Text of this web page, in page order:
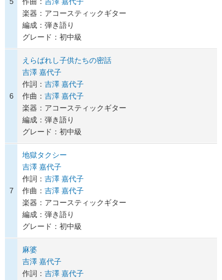
楽器：アコースティックギター
編成：弾き語り
グレード：初中級
6
えらばれし子供たちの密話
吉澤 嘉代子
作詞： 吉澤 嘉代子
作曲： 吉澤 嘉代子
楽器：アコースティックギター
編成：弾き語り
グレード：初中級
7
地獄タクシー
吉澤 嘉代子
作詞： 吉澤 嘉代子
作曲： 吉澤 嘉代子
楽器：アコースティックギター
編成：弾き語り
グレード：初中級
麻婆
吉澤 嘉代子
作詞： 吉澤 嘉代子